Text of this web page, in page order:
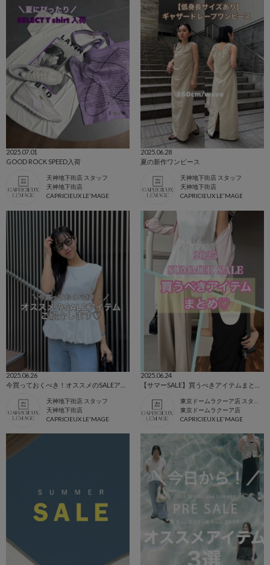
2025.07.01
GOOD ROCK SPEED入荷
天神地下街店 スタッフ
天神地下街店
CAPRICIEUX LE'MAGE
2025.06.28
夏の新作ワンピース
天神地下街店 スタッフ
天神地下街店
CAPRICIEUX LE'MAGE
2025.06.26
天神地下街店 スタッフ
天神地下街店
CAPRICIEUX LE'MAGE
2025.06.24
東京ドームラクーア店
CAPRICIEUX LE'MAGE